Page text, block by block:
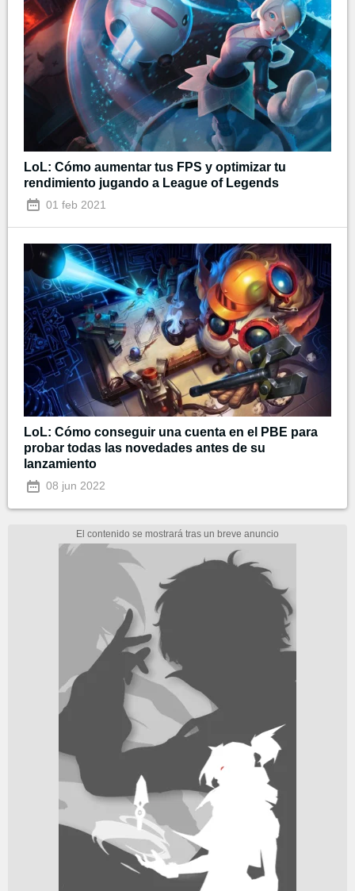
LoL: Cómo aumentar tus FPS y optimizar tu
rendimiento jugando a League of Legends
01 feb 2021
LoL: Cómo conseguir una cuenta en el PBE para
probar todas las novedades antes de su
lanzamiento
08 jun 2022